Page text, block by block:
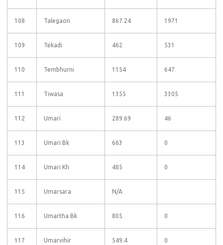
108 Talegaon 867.24 1971
109 Tekadi 462 531
110 Tembhurni 1154 647
111 Tiwasa 1355 3305
112 Umari 289.69 46
113 Umari Bk 663 0
114 Umari Kh 485 0
115 Umarsara N/A
116 Umartha Bk 805 0
117 Umarvihir 549.4 0